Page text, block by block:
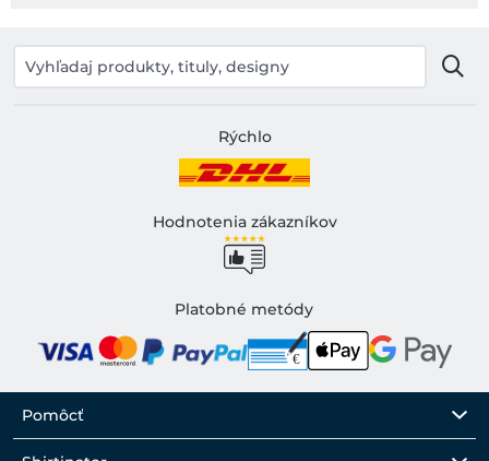
Rýchlo
Hodnotenia zákazníkov
Platobné metódy
Pomôcť